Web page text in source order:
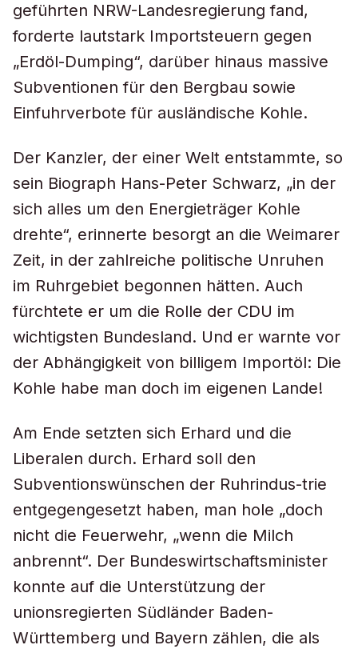
geführten NRW-Landesregierung fand,
forderte lautstark Importsteuern gegen
„Erdöl-Dumping“, darüber hinaus massive
Subventionen für den Bergbau sowie
Einfuhrverbote für ausländische Kohle.
Der Kanzler, der einer Welt entstammte, so
sein Biograph Hans-Peter Schwarz, „in der
sich alles um den Energieträger Kohle
drehte“, erinnerte besorgt an die Weimarer
Zeit, in der zahlreiche politische Unruhen
im Ruhrgebiet begonnen hätten. Auch
fürchtete er um die Rolle der CDU im
wichtigsten Bundesland. Und er warnte vor
der Abhängigkeit von billigem Importöl: Die
Kohle habe man doch im eigenen Lande!
Am Ende setzten sich Erhard und die
Liberalen durch. Erhard soll den
Subventionswünschen der Ruhrindus-trie
entgegengesetzt haben, man hole „doch
nicht die Feuerwehr, „wenn die Milch
anbrennt“. Der Bundeswirtschaftsminister
konnte auf die Unterstützung der
unionsregierten Südländer Baden-
Württemberg und Bayern zählen, die als